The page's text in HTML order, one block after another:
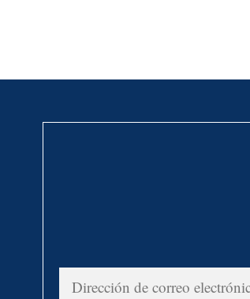
Dirección